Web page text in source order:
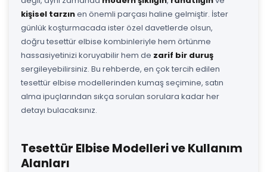
kişisel tarzınen önemli parçası haline gelmiştir. İster
günlük koşturmacada ister özel davetlerde olsun,
doğru tesettür elbise kombinleriyle hem örtünme
hassasiyetinizi koruyabilir hem de zarif bir duruş
sergileyebilirsiniz. Bu rehberde, en çok tercih edilen
tesettür elbise modellerinden kumaş seçimine, satın
alma ipuçlarından sıkça sorulan sorulara kadar her
detayı bulacaksınız.
Tesettür Elbise Modelleri ve Kullanım
Alanları